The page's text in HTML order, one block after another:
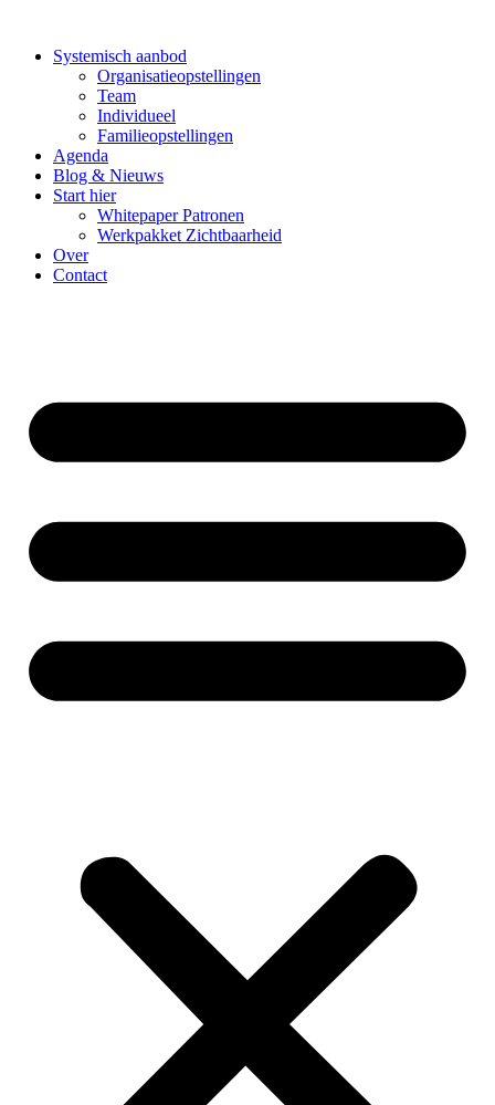
Systemisch aanbod
Organisatieopstellingen
Team
Individueel
Familieopstellingen
Agenda
Blog & Nieuws
Start hier
Whitepaper Patronen
Werkpakket Zichtbaarheid
Over
Contact